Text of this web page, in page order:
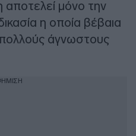
αποτελεί μόνο την
η οποία βέβαια
άγνωστους